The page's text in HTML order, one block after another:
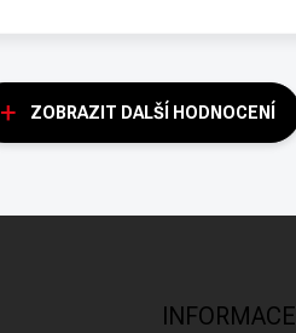
ZOBRAZIT DALŠÍ HODNOCENÍ
INFORMACE